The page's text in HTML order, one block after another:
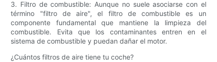
3. Filtro de combustible: Aunque no suele asociarse con el
término "filtro de aire", el filtro de combustible es un
componente fundamental que mantiene la limpieza del
combustible. Evita que los contaminantes entren en el
sistema de combustible y puedan dañar el motor.
¿Cuántos filtros de aire tiene tu coche?